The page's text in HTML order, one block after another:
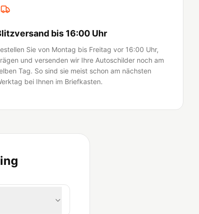
bis 16:00 Uhr
Sie von Montag bis Freitag vor 16:00 Uhr,
und versenden wir Ihre Autoschilder noch am
Tag. So sind sie meist schon am nächsten
bei Ihnen im Briefkasten.